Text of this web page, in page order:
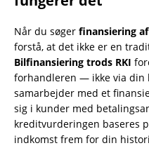
Når du søger finansiering
forstå, at det ikke er en
Bilfinansiering trods RKI
forhandleren — ikke via din
samarbejder med et
sig i kunder med
kreditvurderingen
indkomst frem for din